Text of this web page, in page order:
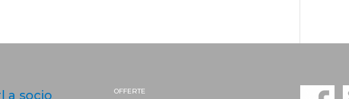
a socio OFFERTE